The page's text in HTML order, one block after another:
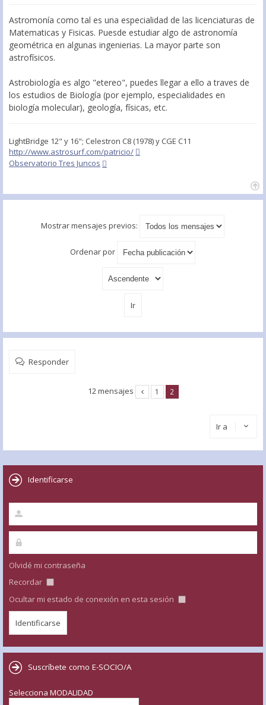
Astromonía como tal es una especialidad de las licenciaturas de
Matematicas y Fisicas. Puesde estudiar algo de astronomía
geométrica en algunas ingenierias. La mayor parte son
astrofísicos.
Astrobiología es algo "etereo", puedes llegar a ello a traves de
los estudios de Biología (por ejemplo, especialidades en
biología molecular), geología, físicas, etc.
LightBridge 12" y 16"; Celestron C8 (1978) y CGE C11
http://www.astrosurf.com/patricio/
Observatorio Tres Juncos
Mostrar mensajes previos:
Ordenar por
Responder
12 mensajes 1 2
Ir a
Identificarse
Olvidé mi contraseña
Recordar
Ocultar mi estado de conexión en esta sesión
Suscríbete como E-SOCIO/A
Selecciona MODALIDAD